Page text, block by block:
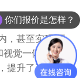
，甚至实现“无
觉一体化的平
提升了产品档
你们报价是怎样？